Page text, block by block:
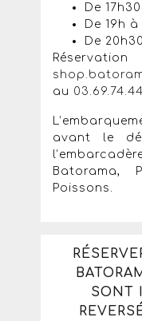
De
De 19h à
De
au
avant le
Batorama,
Poissons.
SONT